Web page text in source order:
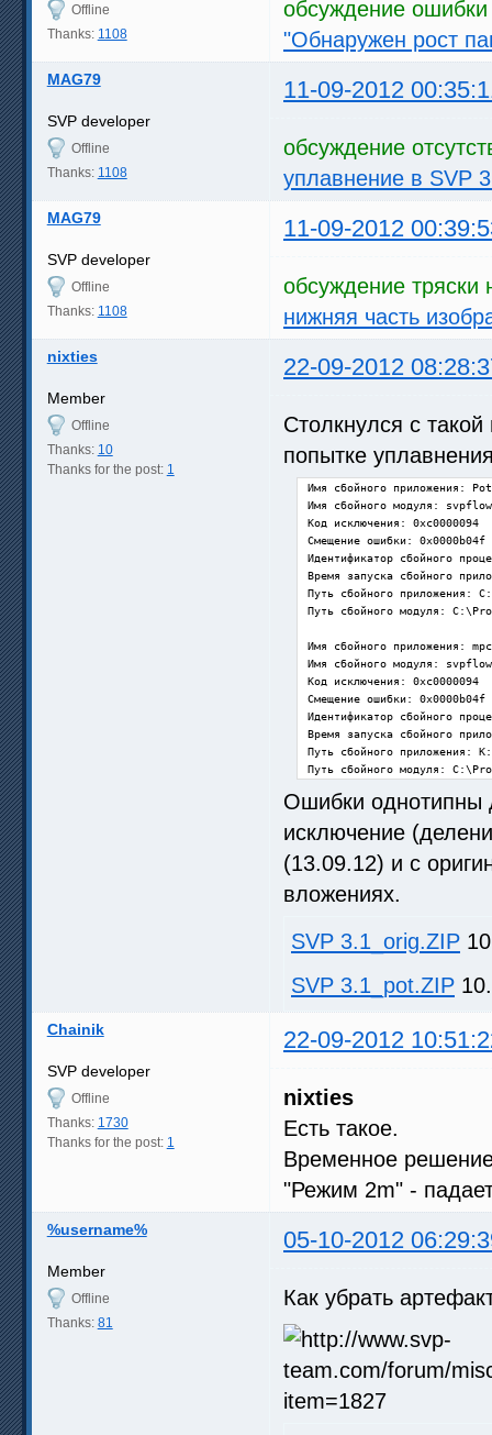
Offline
Thanks: 1108
обсуждение
"Обнаружен рост
MAG79 11-09-2012
SVP developer
Offline
Thanks: 1108
обсуждение
уплавнение в SVP
MAG79 11-09-2012
SVP developer
Offline
Thanks: 1108
обсуждение
нижняя часть
nixties 22-09-2012
Member
Offline
Thanks: 10
Thanks for the post: 1
Столкнулся с
попытке
Имя сбойного приложения:
Имя сбойного модуля:
Код исключения: 0xc0000094
Смещение ошибки: 0x0000b04f
Идентификатор сбойного
Время запуска сбойного
Путь сбойного
Путь сбойного модуля:
Имя сбойного приложения:
Имя сбойного модуля:
Код исключения: 0xc0000094
Смещение ошибки: 0x0000b04f
Идентификатор сбойного
Время запуска сбойного
Путь сбойного приложения:
Путь сбойного модуля:
Ошибки однотипны
исключение
(13.09.12) и с
вложениях.
SVP 3.1_orig.ZIP
SVP 3.1_pot.ZIP
Chainik 22-09-2012
SVP developer
Offline
Thanks: 1730
Thanks for the post: 1
nixties
Есть такое.
Временное
"Режим 2m" -
%username% 05-10-2012
Member
Offline
Thanks: 81
Как убрать